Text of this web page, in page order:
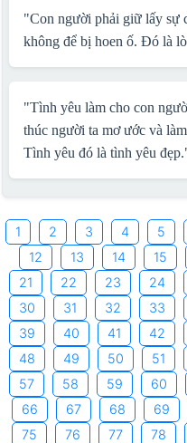
"Con người phải giữ lấy sự
không để bị hoen ố. Đó là
"Tình yêu làm cho con
thúc người ta mơ ước và
Tình yêu đó là tình yêu
1 2 3 4 5
12
13 14 15
21
22 23 24
30
31 32 33
39
40 41 42
48
49 50 51
57
58 59 60
66
67 68 69
75
76 77 78